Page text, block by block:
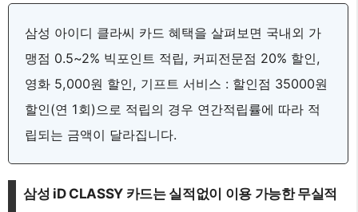
삼성 아이디 클라씨 카드 혜택을 살펴보면 국내외 가
맹점 0.5~2% 빅포인트 적립, 커피전문점 20% 할인,
영화 5,000원 할인, 기프트 서비스 : 할인점 35000원
할인(연 1회)으로 적립의 경우 연간적립률에 따라 적
립되는 금액이 달라집니다.
삼성 iD CLASSY 카드는 실적없이 이용 가능한 무실적